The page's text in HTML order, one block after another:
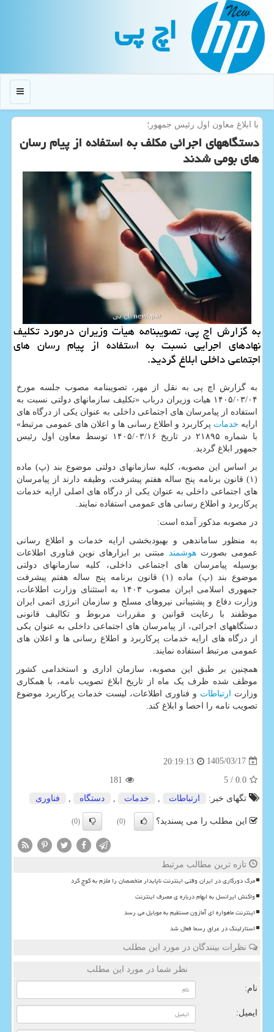
اچ پی
منو
با ابلاغ معاون اول رئیس جمهور؛
دستگاههای اجرائی مکلف به استفاده از پیام رسان
های بومی شدند
به گزارش اچ پی، تصویبنامه هیأت وزیران درمورد تکلیف
نهادهای اجرایی نسبت به استفاده از پیام رسان های
اجتماعی داخلی ابلاغ گردید.
به گزارش اچ پی به نقل از مهر، تصویبنامه مصوب جلسه مورخ
۱۴۰۵/۰۳/۰۴ هیات وزیران درباب «تکلیف سازمانهای دولتی نسبت به
استفاده از پیامرسان های اجتماعی داخلی به عنوان یکی از درگاه های
ارایه خدمات پرکاربرد و اطلاع رسانی ها و اعلان های عمومی مرتبط»
با شماره ۲۱۸۹۵ در تاریخ ۱۴۰۵/۰۳/۱۶ توسط معاون اول رئیس
جمهور ابلاغ گردید.
بر اساس این مصوبه، کلیه سازمانهای دولتی موضوع بند (پ) ماده
(۱) قانون برنامه پنج ساله هفتم پیشرفت، وظیفه دارند از پیامرسان
های اجتماعی داخلی به عنوان یکی از درگاه های اصلی ارایه خدمات
پرکاربرد و اطلاع رسانی های عمومی استفاده نمایند.
در مصوبه مذکور آمده است:
به منظور ساماندهی و بهبودبخشی ارایه خدمات و اطلاع رسانی
عمومی بصورت هوشمند مبتنی بر ابزارهای نوین فناوری اطلاعات
بوسیله پیامرسان های اجتماعی داخلی، کلیه سازمانهای دولتی
موضوع بند (پ) ماده (۱) قانون برنامه پنج ساله هفتم پیشرفت
جمهوری اسلامی ایران مصوب ۱۴۰۳ به استثنای وزارت اطلاعات،
وزارت دفاع و پشتیبانی نیروهای مسلح و سازمان انرژی اتمی ایران
موظفند با رعایت قوانین و مقررات مربوط و تکالیف قانونی
دستگاههای اجرائی، از پیامرسان های اجتماعی داخلی به عنوان یکی
از درگاه های ارایه خدمات پرکاربرد و اطلاع رسانی ها و اعلان های
عمومی مرتبط استفاده نمایند.
همچنین بر طبق این مصوبه، سازمان اداری و استخدامی کشور
موظف شده ظرف یک ماه از تاریخ ابلاغ تصویب نامه، با همکاری
وزارت
ارتباطات و فناوری اطلاعات، لیست خدمات پرکاربرد موضوع
تصویب نامه را احصا و ابلاغ کند.
1405/03/17
20:19:13
0.0
/ 5
181
تگهای خبر:
ارتباطات , خدمات , دستگاه , فناوری
این مطلب را می پسندید؟ (0)
(0)
تازه ترین مطالب مرتبط
مرگ دورکاری در ایران وقتی اینترنت ناپایدار متخصصان را ملزم به کوچ کرد
واکنش ایرانسل به ابهام درباره ی مصرف اینترنت
اینترنت ماهواره ای آمازون مستقیم به موبایل می رسد
استارلینک در عراق رسما فعال شد
نظرات بینندگان در مورد این مطلب
نظر شما در مورد این مطلب
نام:
ایمیل: